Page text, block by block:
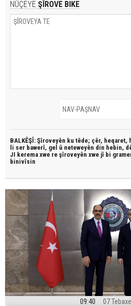
NÛÇEYE ŞÎROVE BIKE
BALKÊŞÎ: Şîroveyên ku têde; çêr, heqaret,
li ser bawerî, gel û neteweyên din hebin,
JI kerema xwe re şîroveyên xwe jî bi
binivîsin
09:40 07